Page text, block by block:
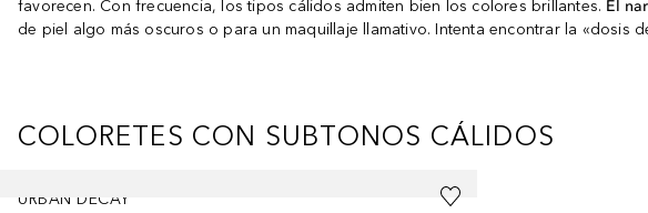
favorecen. Con frecuencia, los tipos cálidos admiten bien los colores brillantes. El
de piel algo más oscuros o para un maquillaje llamativo. Intenta encontrar la «dosis
COLORETES CON SUBTONOS CÁLIDOS
URBAN DECAY